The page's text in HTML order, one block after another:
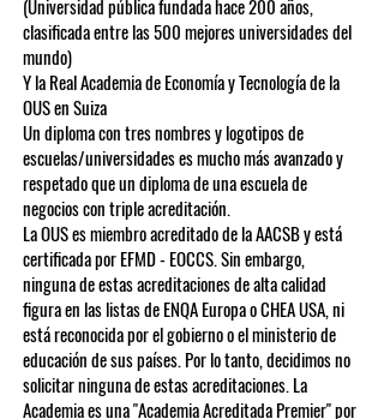
(Universidad pública fundada hace 200 años,
clasificada entre las 500 mejores universidades del
mundo)
Y la Real Academia de Economía y Tecnología de la
OUS en Suiza
Un diploma con tres nombres y logotipos de
escuelas/universidades es mucho más avanzado y
respetado que un diploma de una escuela de
negocios con triple acreditación.
La OUS es miembro acreditado de la AACSB y está
certificada por EFMD - EOCCS. Sin embargo,
ninguna de estas acreditaciones de alta calidad
figura en las listas de ENQA Europa o CHEA USA, ni
está reconocida por el gobierno o el ministerio de
educación de sus países. Por lo tanto, decidimos no
solicitar ninguna de estas acreditaciones. La
Academia es una "Academia Acreditada Premier" por